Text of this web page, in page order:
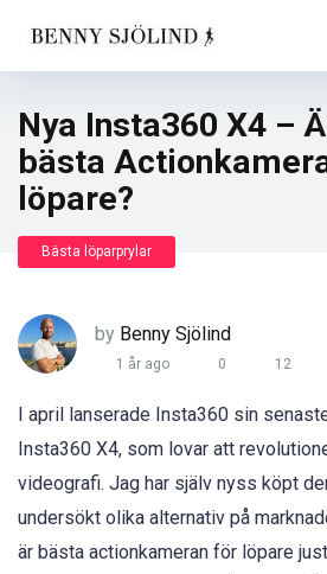
Nya Insta360 X4 –
bästa
löpare?
Bästa löparprylar
by Benny Sjölind
1 år ago 0 12
I april lanserade Insta360 sin
Insta360 X4, som lovar att
videografi. Jag har själv nyss köpt
undersökt olika alternativ på
är bästa actionkameran för löpare